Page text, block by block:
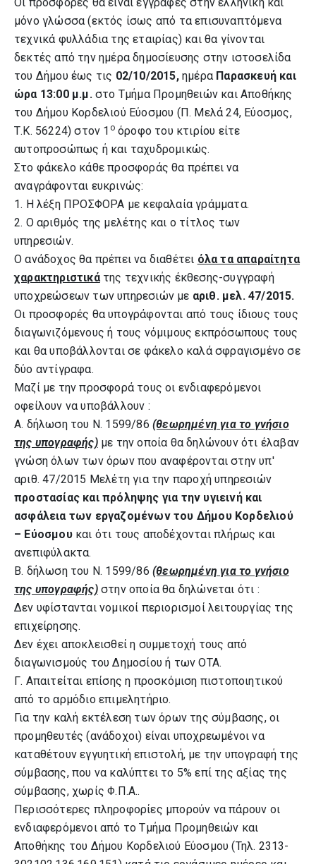
μόνο γλώσσα (εκτός ίσως από τα επισυναπτόμενα
τεχνικά φυλλάδια της εταιρίας) και θα γίνονται
δεκτές από την ημέρα δημοσίευσης στην ιστοσελίδα
του Δήμου έως τις 02/10/2015,ημέρα Παρασκευή και
ώρα 13:00 μ.μ. στο Τμήμα Προμηθειών και Αποθήκης
του Δήμου Κορδελιού Εύοσμου (Π. Μελά 24, Εύοσμος,
Τ.Κ. 56224) στον 1 οόροφο του κτιρίου είτε
αυτοπροσώπως ή και ταχυδρομικώς.
Στο φάκελο κάθε προσφοράς θα πρέπει να
αναγράφονται ευκρινώς:
1. Η λέξη ΠΡΟΣΦΟΡΑ με κεφαλαία γράμματα.
2. Ο αριθμός της μελέτης και ο τίτλος των
υπηρεσιών.
Ο ανάδοχος θα πρέπει να διαθέτει όλα τα απαραίτητα
χαρακτηριστικάτης τεχνικής έκθεσης-συγγραφή
υποχρεώσεων των υπηρεσιών με αριθ. μελ. 47/2015.
Οι προσφορές θα υπογράφονται από τους ίδιους τους
διαγωνιζόμενους ή τους νόμιμους εκπρόσωπους τους
και θα υποβάλλονται σε φάκελο καλά σφραγισμένο σε
δύο αντίγραφα.
Μαζί με την προσφορά τους οι ενδιαφερόμενοι
οφείλουν να υποβάλλουν :
Α. δήλωση του Ν. 1599/86 (θεωρημένη για το γνήσιο
της υπογραφής)με την οποία θα δηλώνουν ότι έλαβαν
γνώση όλων των όρων που αναφέρονται στην υπ'
αριθ. 47/2015 Μελέτη για την παροχή υπηρεσιών
προστασίας και πρόληψης για την υγιεινή και
ασφάλεια των εργαζομένων του Δήμου Κορδελιού
– Εύοσμουκαι ότι τους αποδέχονται πλήρως και
ανεπιφύλακτα.
Β. δήλωση του Ν. 1599/86 (θεωρημένη για το γνήσιο
της υπογραφής)στην οποία θα δηλώνεται ότι :
Δεν υφίστανται νομικοί περιορισμοί λειτουργίας της
επιχείρησης.
Δεν έχει αποκλεισθεί η συμμετοχή τους από
διαγωνισμούς του Δημοσίου ή των ΟΤΑ.
Γ. Απαιτείται επίσης η προσκόμιση πιστοποιητικού
από το αρμόδιο επιμελητήριο.
Για την καλή εκτέλεση των όρων της σύμβασης, οι
προμηθευτές (ανάδοχοι) είναι υποχρεωμένοι να
καταθέτουν εγγυητική επιστολή, με την υπογραφή της
σύμβασης, που να καλύπτει το 5% επί της αξίας της
σύμβασης, χωρίς Φ.Π.Α..
Περισσότερες πληροφορίες μπορούν να πάρουν οι
ενδιαφερόμενοι από το Τμήμα Προμηθειών και
Αποθήκης του Δήμου Κορδελιού Εύοσμου (Τηλ. 2313-